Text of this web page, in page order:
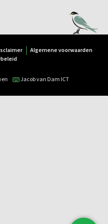
Algemene voorwaarden
Jacob van Dam ICT